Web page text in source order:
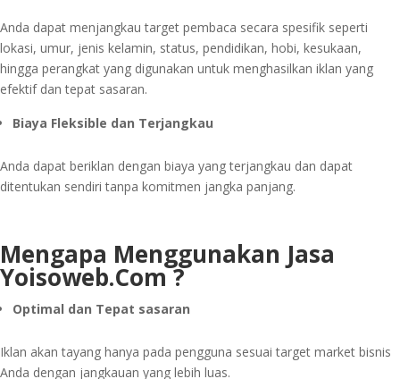
Anda dapat menjangkau target pembaca secara spesifik seperti
lokasi, umur, jenis kelamin, status, pendidikan, hobi, kesukaan,
hingga perangkat yang digunakan untuk menghasilkan iklan yang
efektif dan tepat sasaran.
Biaya Fleksible dan Terjangkau
Anda dapat beriklan dengan biaya yang terjangkau dan dapat
ditentukan sendiri tanpa komitmen jangka panjang.
Mengapa Menggunakan Jasa
Yoisoweb.Com ?
Optimal dan Tepat sasaran
Iklan akan tayang hanya pada pengguna sesuai target market bisnis
Anda dengan jangkauan yang lebih luas.